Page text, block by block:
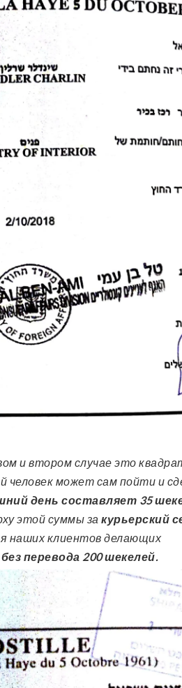
и втором случае это
человек может сам пойти и
день составляет 35
этой суммы за курьерский
наших клиентов делающих
перевода 200 шекелей.